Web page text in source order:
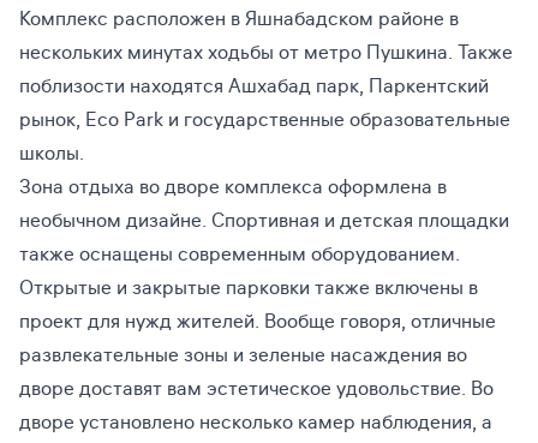
Комплекс расположен в Яшнабадском районе в
нескольких минутах ходьбы от метро Пушкина. Также
поблизости находятся Ашхабад парк, Паркентский
рынок, Eco Park и государственные образовательные
школы.
Зона отдыха во дворе комплекса оформлена в
необычном дизайне. Спортивная и детская площадки
также оснащены современным оборудованием.
Открытые и закрытые парковки также включены в
проект для нужд жителей. Вообще говоря, отличные
развлекательные зоны и зеленые насаждения во
дворе доставят вам эстетическое удовольствие. Во
дворе установлено несколько камер наблюдения, а